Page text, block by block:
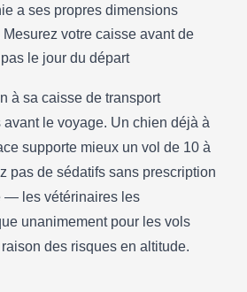
a ses propres dimensions
votre caisse avant de
le jour du départ
à sa caisse de transport
le voyage. Un chien déjà à
supporte mieux un vol de 10 à
pas de sédatifs sans prescription
— les vétérinaires les
unanimement pour les vols
des risques en altitude.